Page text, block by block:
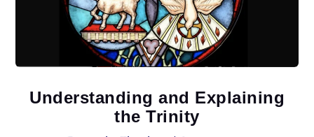
Understanding and Explaining
the Trinity